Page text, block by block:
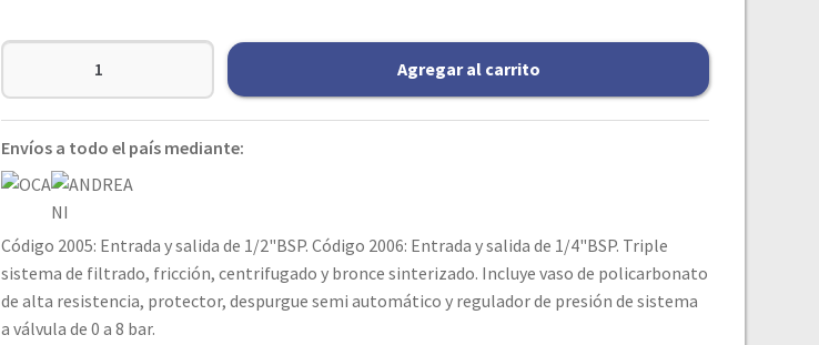
Agregar al carrito
Envíos a todo el país mediante:
Código 2005: Entrada y salida de 1/2"BSP. Código 2006: Entrada y salida de 1/4"BSP. Triple
sistema de filtrado, fricción, centrifugado y bronce sinterizado. Incluye vaso de policarbonato
de alta resistencia, protector, despurgue semi automático y regulador de presión de sistema
a válvula de 0 a 8 bar.